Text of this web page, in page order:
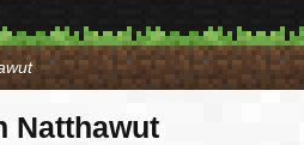
Natthawut